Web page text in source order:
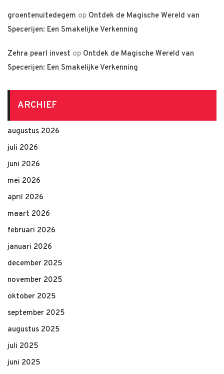
groentenuitedegem op Ontdek de Magische Wereld van
Specerijen: Een Smakelijke Verkenning
Zehra pearl invest op Ontdek de Magische Wereld van
Specerijen: Een Smakelijke Verkenning
ARCHIEF
augustus 2026
juli 2026
juni 2026
mei 2026
april 2026
maart 2026
februari 2026
januari 2026
december 2025
november 2025
oktober 2025
september 2025
augustus 2025
juli 2025
juni 2025